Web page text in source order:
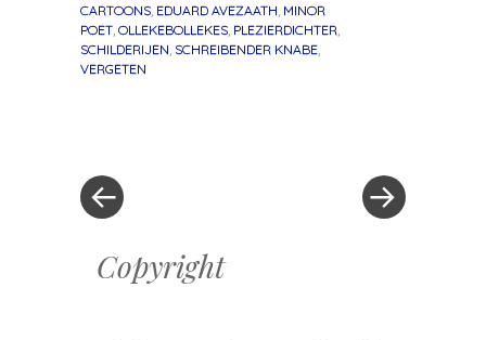
CARTOONS EDUARD AVEZAATH MINOR
POET OLLEKEBOLLEKES PLEZIERDICHTER
SCHILDERIJEN SCHREIBENDER KNABE
VERGETEN
Copyright